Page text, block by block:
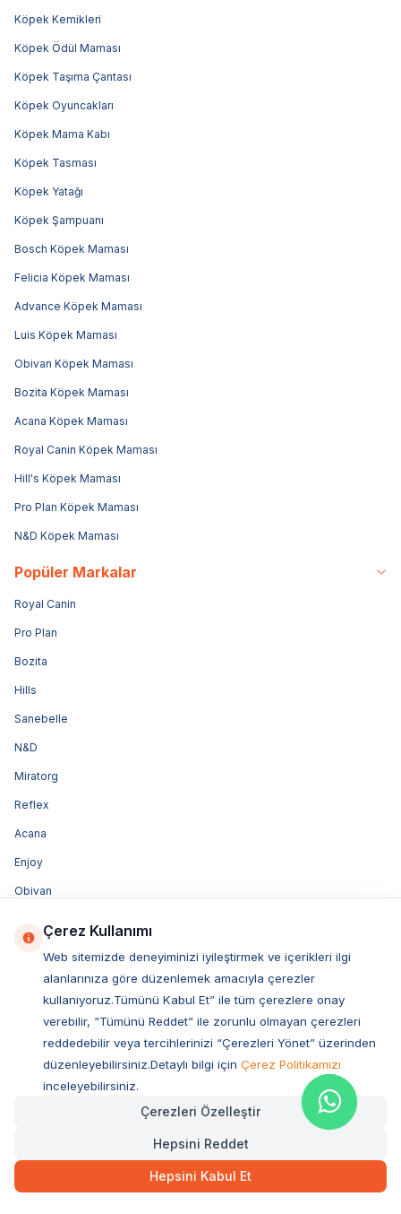
Köpek Kemikleri
Köpek Ödül Maması
Köpek Taşıma Çantası
Köpek Oyuncakları
Köpek Mama Kabı
Köpek Tasması
Köpek Yatağı
Köpek Şampuanı
Bosch Köpek Maması
Felicia Köpek Maması
Advance Köpek Maması
Luis Köpek Maması
Obivan Köpek Maması
Bozita Köpek Maması
Acana Köpek Maması
Royal Canin Köpek Maması
Hill's Köpek Maması
Pro Plan Köpek Maması
N&D Köpek Maması
Popüler Markalar
Royal Canin
Pro Plan
Bozita
Hills
Sanebelle
N&D
Miratorg
Reflex
Acana
Enjoy
Obivan
Vetcure
Purina
E-BÜLTENİMİZE ÜYE OLUN!
SOSYAL MEDYA
Çerez Kullanımı
Web sitemizde deneyiminizi iyileştirmek ve içerikleri ilgi
alanlarınıza göre düzenlemek amacıyla çerezler
kullanıyoruz.Tümünü Kabul Et” ile tüm çerezlere onay
verebilir, “Tümünü Reddet” ile zorunlu olmayan çerezleri
reddedebilir veya tercihlerinizi “Çerezleri Yönet” üzerinden
düzenleyebilirsiniz.Detaylı bilgi için Çerez Politikamızı
inceleyebilirsiniz.
Çerezleri Özelleştir
Hepsini Reddet
Hepsini Kabul Et